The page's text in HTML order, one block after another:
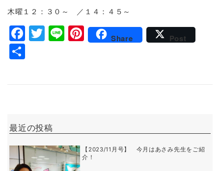
木曜１２：３０～ ／１４：４５～
Facebook
TwitterLine PinterestShare Post
最近の投稿
【2023/11月号】 今月はあさみ先生をご紹
介！